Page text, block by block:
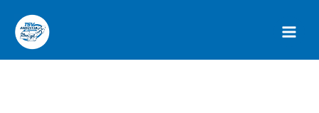
Inhalt
springen